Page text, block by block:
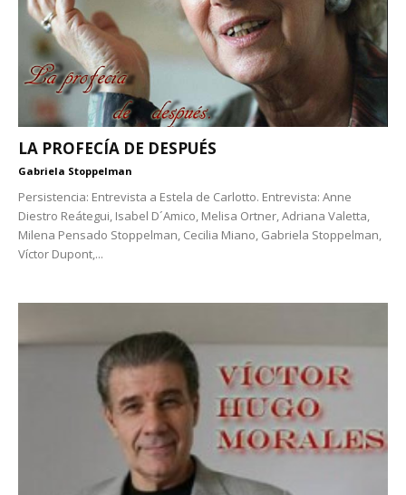
LA PROFECÍA DE DESPUÉS
Gabriela Stoppelman
Persistencia: Entrevista a Estela de Carlotto. Entrevista: Anne
Diestro Reátegui, Isabel D´Amico, Melisa Ortner, Adriana Valetta,
Milena Pensado Stoppelman, Cecilia Miano, Gabriela Stoppelman,
Víctor Dupont,...